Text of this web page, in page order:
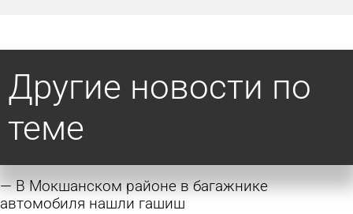
Другие новости по
теме
В Мокшанском районе в багажнике
автомобиля нашли гашиш